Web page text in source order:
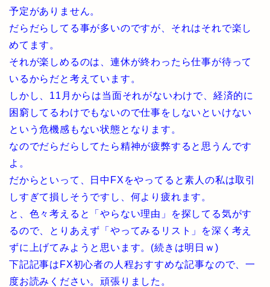
予定がありません。
だらだらしてる事が多いのですが、それはそれで楽し
めてます。
それが楽しめるのは、連休が終わったら仕事が待って
いるからだと考えています。
しかし、11月からは当面それがないわけで、経済的に
困窮してるわけでもないので仕事をしないといけない
という危機感もない状態となります。
なのでだらだらしてたら精神が疲弊すると思うんです
よ。
だからといって、日中FXをやってると素人の私は取引
しすぎて損しそうですし、何より疲れます。
と、色々考えると「やらない理由」を探してる気がす
るので、とりあえず「やってみるリスト」を深く考え
ずに上げてみようと思います。(続きは明日ｗ)
下記記事はFX初心者の人程おすすめな記事なので、一
度お読みください。頑張りました。